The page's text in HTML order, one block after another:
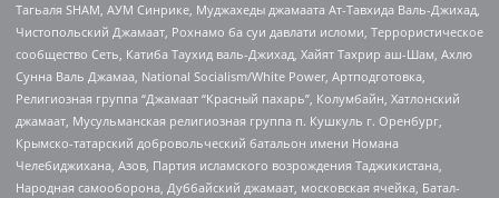
Тагьаля SHAM, АУМ Синрике, Муджахеды джамаата Ат-Тавхида Валь-Джихад,
Чистопольский Джамаат, Рохнамо ба суи давлати исломи, Террористическое
сообщество Сеть, Катиба Таухид валь-Джихад, Хайят Тахрир аш-Шам, Ахлю
Сунна Валь Джамаа, National Socialism/White Power, Артподготовка,
Религиозная группа “Джамаат “Красный пахарь”, Колумбайн, Хатлонский
джамаат, Мусульманская религиозная группа п. Кушкуль г. Оренбург,
Крымско-татарский добровольческий батальон имени Номана
Челебиджихана, Азов, Партия исламского возрождения Таджикистана,
Народная самооборона, Дуббайский джамаат, московская ячейка, Батал-